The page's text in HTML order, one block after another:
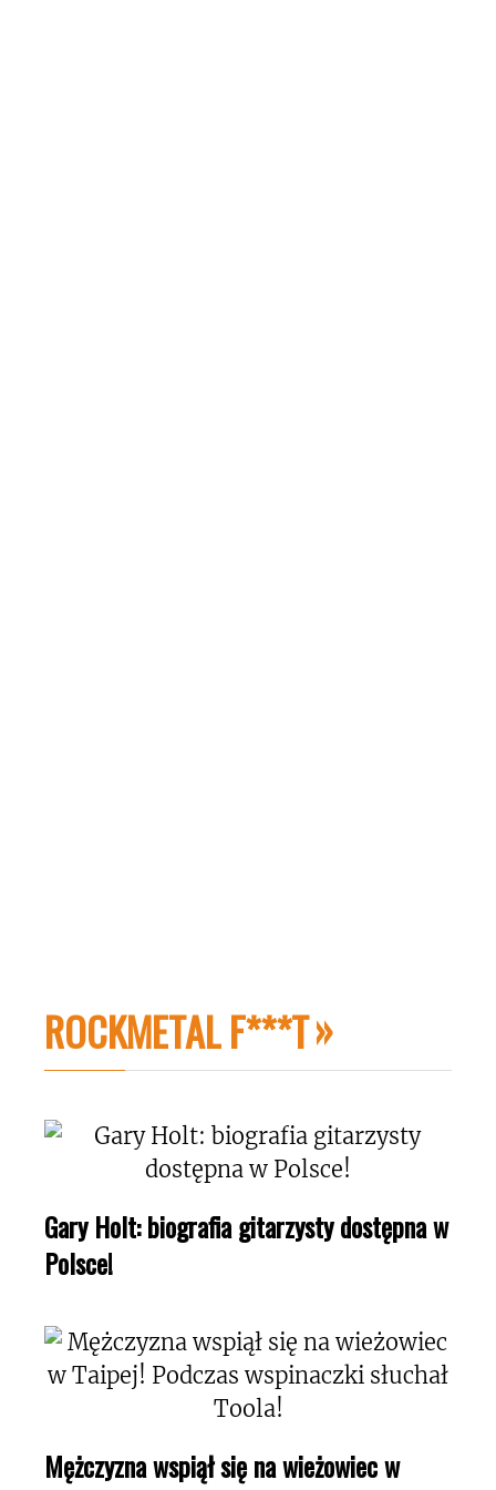
ROCKMETAL F***T
Gary Holt: biografia gitarzysty dostępna w
Polsce!
Mężczyzna wspiął się na wieżowiec w